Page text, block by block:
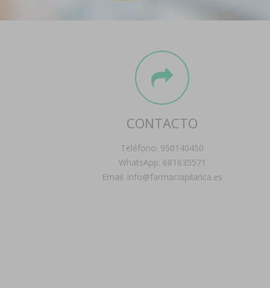
CONTACTO
Teléfono: 950140450
WhatsApp: 681635571
Email: info@farmaciapilarica.es